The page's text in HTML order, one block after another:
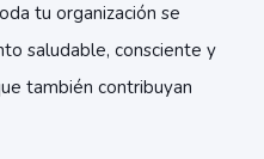
tu organización se
saludable, consciente y
también contribuyan